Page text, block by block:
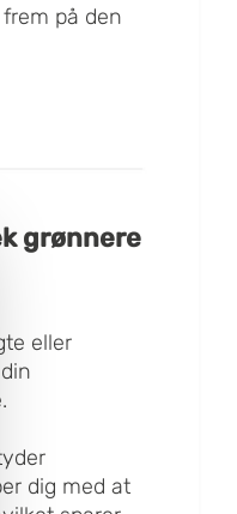
på den
grønnere
eller
dig med at